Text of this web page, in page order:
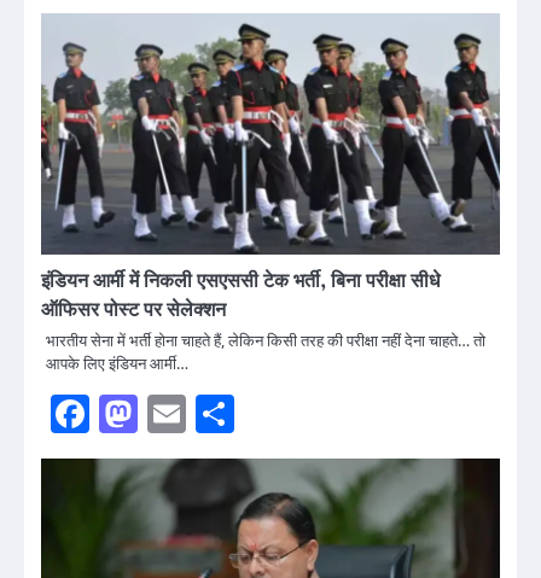
इंडियन आर्मी में निकली एसएससी टेक भर्ती, बिना परीक्षा सीधे
ऑफिसर पोस्ट पर सेलेक्शन
भारतीय सेना में भर्ती होना चाहते हैं, लेकिन किसी तरह की परीक्षा नहीं देना चाहते… तो
आपके लिए इंडियन आर्मी…
Facebook
Mastodon
Email